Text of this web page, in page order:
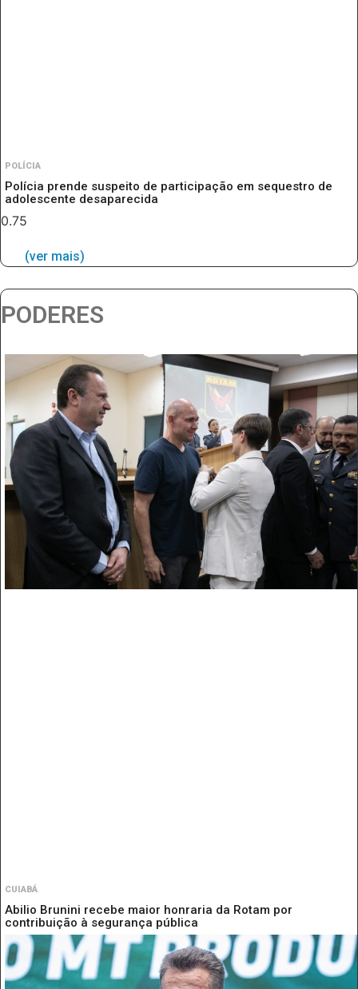
POLÍCIA
Polícia prende suspeito de participação em sequestro de
adolescente desaparecida
(ver mais)
PODERES
CUIABÁ
Abilio Brunini recebe maior honraria da Rotam por
contribuição à segurança pública